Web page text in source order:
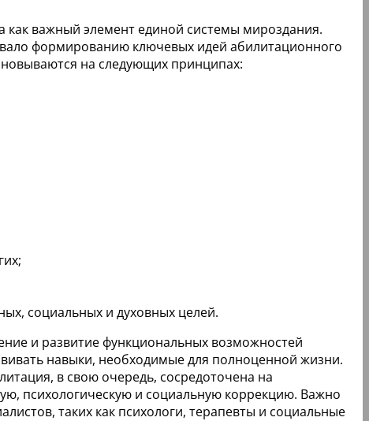
как важный элемент единой системы мироздания.
формированию ключевых идей абилитационного
на следующих принципах:
социальных и духовных целей.
и развитие функциональных возможностей
навыки, необходимые для полноценной жизни.
в свою очередь, сосредоточена на
психологическую и социальную коррекцию. Важно
таких как психологи, терапевты и социальные